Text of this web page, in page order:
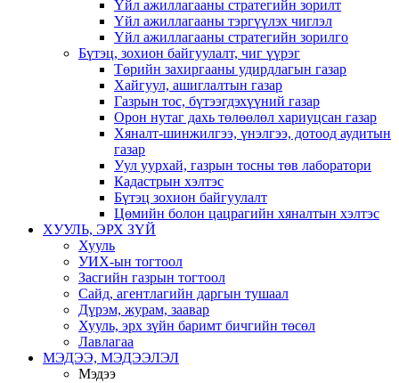
Үйл ажиллагааны стратегийн зорилт
Үйл ажиллагааны тэргүүлэх чиглэл
Үйл ажиллагааны стратегийн зорилго
Бүтэц, зохион байгуулалт, чиг үүрэг
Төрийн захиргааны удирдлагын газар
Хайгуул, ашиглалтын газар
Газрын тос, бүтээгдэхүүний газар
Орон нутаг дахь төлөөлөл хариуцсан газар
Хяналт-шинжилгээ, үнэлгээ, дотоод аудитын
газар
Уул уурхай, газрын тосны төв лаборатори
Кадастрын хэлтэс
Бүтэц зохион байгуулалт
Цөмийн болон цацрагийн хяналтын хэлтэс
ХУУЛЬ, ЭРХ ЗҮЙ
Хууль
УИХ-ын тогтоол
Засгийн газрын тогтоол
Сайд, агентлагийн даргын тушаал
Дүрэм, журам, заавар
Хууль, эрх зүйн баримт бичгийн төсөл
Лавлагаа
МЭДЭЭ, МЭДЭЭЛЭЛ
Мэдээ